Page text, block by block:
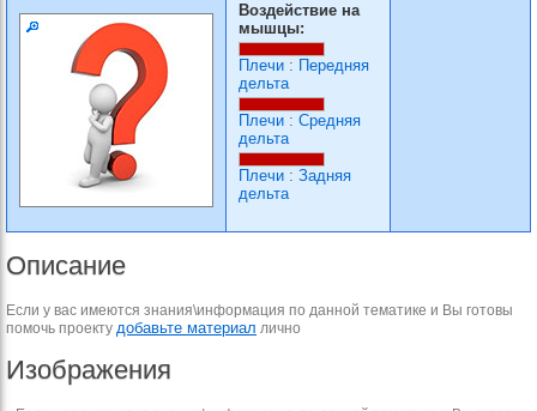
Воздействие на
мышцы:
Плечи : Передняя
дельта
Плечи : Средняя
дельта
Плечи : Задняя
дельта
Описание
Если у вас имеются знания\информация по данной тематике и Вы готовы
помочь проекту добавьте материал лично
Изображения